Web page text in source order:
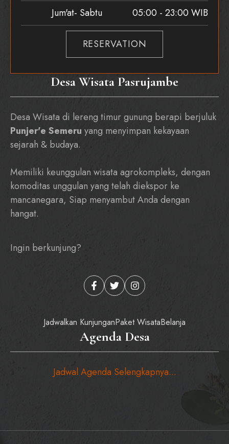
Desa Wisata Pasrujambe
Desa Wisata di lereng timur gunung berapi berjuluk
Punjer'e Semeru yang menyimpan kekayaan
sejarah & budaya.
Memiliki keunggulan wisata agrokompleks, dengan
komoditas unggulan yang telah diekspor ke
mancanegara, Siap menyambut Anda dengan
hangat.
Ingin berkunjung?
Jadwalkan KunjunganPaket WisataBelanja
Jum'at- Sabtu
05:00 - 23:00 WIB
RESERVATION
Agenda Desa
Jadwal Agenda Selengkapnya...